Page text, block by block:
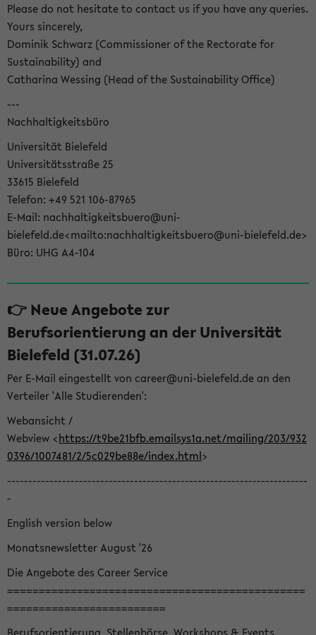
Please do not hesitate to contact us if you have any queries.
Yours sincerely,
Dominik Schwarz (Commissioner of the Rectorate for
Sustainability) and
Catharina Wessing (Head of the Sustainability Office)
---
Nachhaltigkeitsbüro
Universität Bielefeld
Universitätsstraße 25
33615 Bielefeld
Telefon: +49 521 106-87965
E-Mail: nachhaltigkeitsbuero@uni-
bielefeld.de<mailto:nachhaltigkeitsbuero@uni-bielefeld.de>
Büro: UHG A4-104
👉 Neue Angebote zur
Berufsorientierung an der Universität
Bielefeld (31.07.26)
Per E-Mail eingestellt von career@uni-bielefeld.de an den
Verteiler 'Alle Studierenden':
Webansicht /
Webview <https://t9be21bfb.emailsys1a.net/mailing/203/932
0396/1007481/2/5c029be88e/index.html>
-----------------------------------------------------------------------
-
English version below
Monatsnewsletter August '26
Die Angebote des Career Service
===============================================
=========================